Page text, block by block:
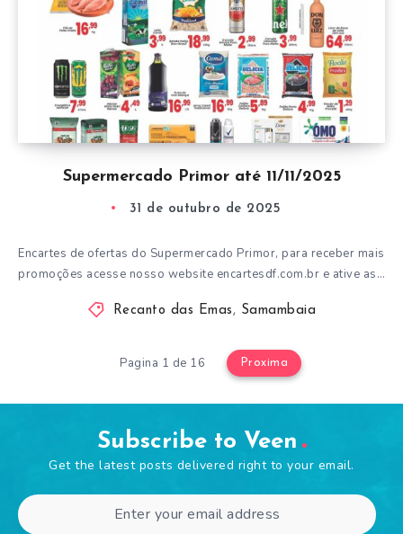
Supermercado Primor até 11/11/2025
31 de outubro de 2025
Encartes de ofertas do Supermercado Primor, para receber mais
promoções acesse nosso website encartesdf.com.br e ative as…
Recanto das Emas , Samambaia
Pagina 1 de 16 Proxima
Subscribe to Veen
Get the latest posts delivered right to your email.